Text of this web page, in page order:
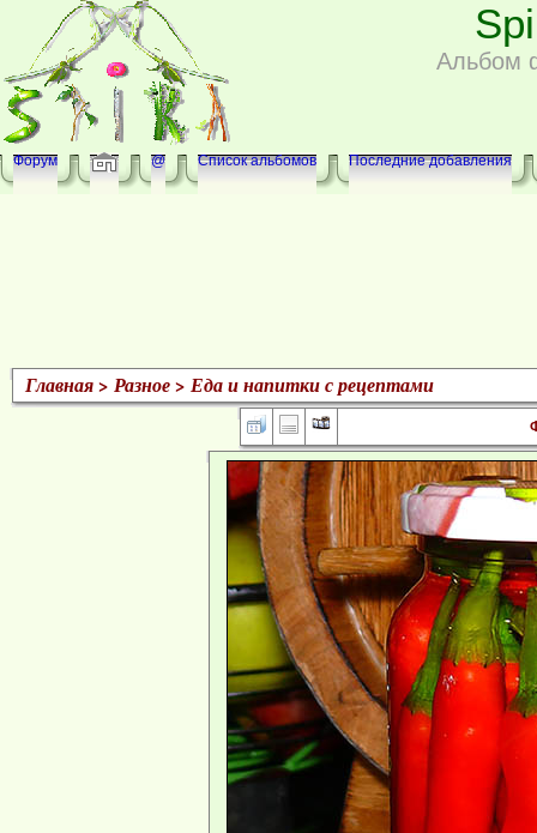
Альбом
Форум @ Список альбомов Последние добавления
Главная> Разное> Еда и напитки с рецептами